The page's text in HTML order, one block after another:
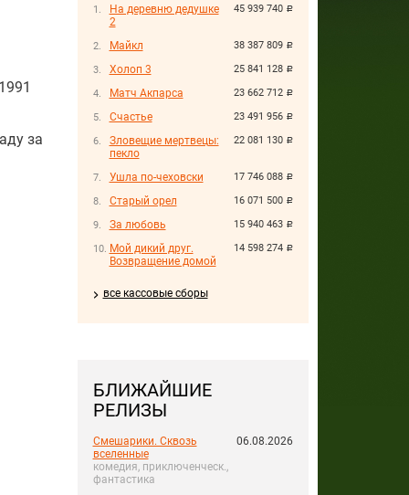
45 939 740 руб.
На деревню дедушке
2
38 387 809 руб.
Майкл
25 841 128 руб.
Холоп 3
23 662 712 руб.
Матч Акпарса
23 491 956 руб.
Счастье
22 081 130 руб.
Зловещие мертвецы:
пекло
17 746 088 руб.
Ушла по-чеховски
16 071 500 руб.
Старый орел
15 940 463 руб.
За любовь
14 598 274 руб.
Мой дикий друг.
Возвращение домой
все кассовые сборы
БЛИЖАЙШИЕ
РЕЛИЗЫ
Смешарики. Сквозь
вселенные
комедия, приключенческ.,
фантастика
06.08.2026
за